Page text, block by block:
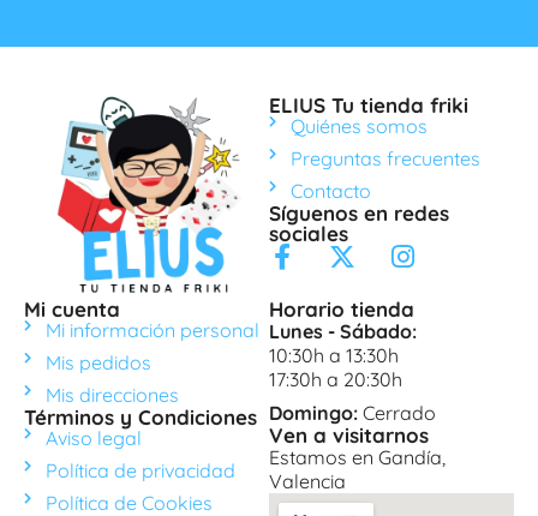
ELIUS Tu tienda friki
Quiénes somos
Preguntas frecuentes
Contacto
Síguenos en redes
sociales
Mi cuenta
Mi información personal
Mis pedidos
Mis direcciones
Términos y Condiciones
Aviso legal
Política de privacidad
Política de Cookies
Horario tienda
Lunes - Sábado:
10:30h a 13:30h
17:30h a 20:30h
Domingo: Cerrado
Ven a visitarnos
Estamos en Gandía,
Valencia